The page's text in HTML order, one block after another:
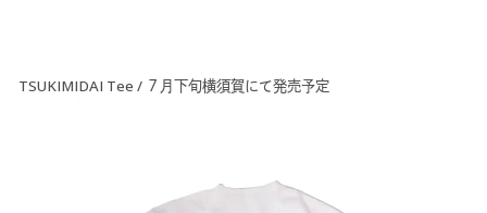
TSUKIMIDAI Tee / ７月下旬横須賀にて発売予定